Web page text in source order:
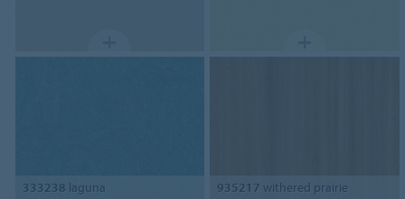
333238 laguna 935217 withered prairie